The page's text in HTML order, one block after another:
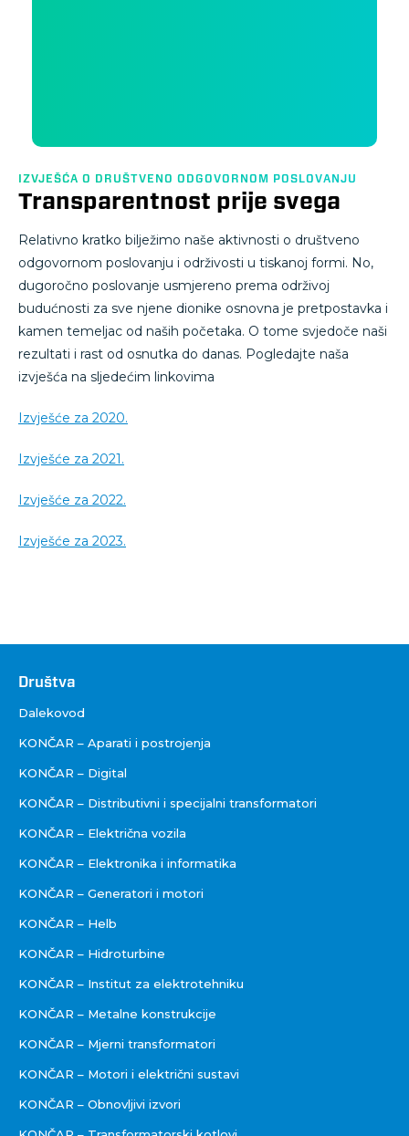
IZVJEŠĆA O DRUŠTVENO ODGOVORNOM POSLOVANJU
Transparentnost prije svega
Relativno kratko bilježimo naše aktivnosti o društveno
odgovornom poslovanju i održivosti u tiskanoj formi. No,
dugoročno poslovanje usmjereno prema održivoj
budućnosti za sve njene dionike osnovna je pretpostavka i
kamen temeljac od naših početaka. O tome svjedoče naši
rezultati i rast od osnutka do danas. Pogledajte naša
izvješća na sljedećim linkovima
Izvješće za 2020.
Izvješće za 2021.
Izvješće za 2022.
Izvješće za 2023.
Društva
Društva
Dalekovod
KONČAR – Aparati i postrojenja
KONČAR – Digital
KONČAR – Distributivni i specijalni transformatori
KONČAR – Električna vozila
KONČAR – Elektronika i informatika
KONČAR – Generatori i motori
KONČAR – Helb
KONČAR – Hidroturbine
KONČAR – Institut za elektrotehniku
KONČAR – Metalne konstrukcije
KONČAR – Mjerni transformatori
KONČAR – Motori i električni sustavi
KONČAR – Obnovljivi izvori